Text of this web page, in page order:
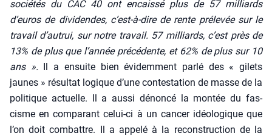
socié­tés du CAC 40 ont encais­sé plus de 57 mil­liards
d’euros de divi­dendes, c’est-à-dire de rente pré­le­vée sur le
tra­vail d’autrui, sur notre tra­vail. 57 mil­liards, c’est près de
13% de plus que l’année pré­cé­dente, et 62% de plus sur 10
ans ». Il a ensuite bien évi­dem­ment par­lé des « gilets
jaunes » résul­tat logique d’une contes­ta­tion de masse de la
poli­tique actuelle. Il a aus­si dénon­cé la mon­tée du fas­
cisme en com­pa­rant celui-ci à un can­cer idéo­lo­gique que
l’on doit com­battre. Il a appe­lé à la recons­truc­tion de la